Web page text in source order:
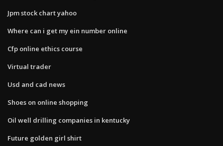
Jpm stock chart yahoo
Where can i get my ein number online
Cfp online ethics course
Virtual trader
Usd and cad news
Shoes on online shopping
Oil well drilling companies in kentucky
Future golden girl shirt